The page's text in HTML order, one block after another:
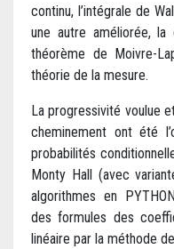
continu, l’intégrale de
une autre améliorée,
théorème de Moivre-
théorie de la mesure.
La progressivité voulue
cheminement ont été
probabilités
Monty Hall (avec
algorithmes en
des formules des
linéaire par la méthode